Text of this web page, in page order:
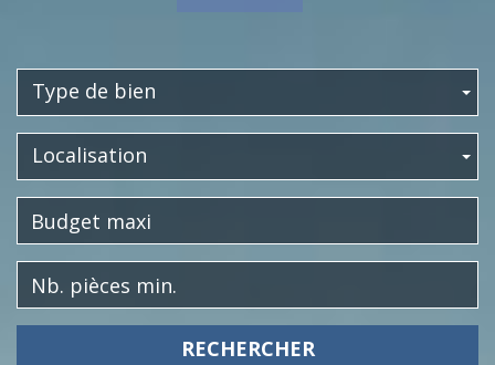
Type de bien
Localisation
RECHERCHER